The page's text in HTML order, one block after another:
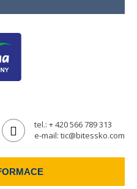
tel.: + 420 566 789 313
e-mail: tic@bitessko.com